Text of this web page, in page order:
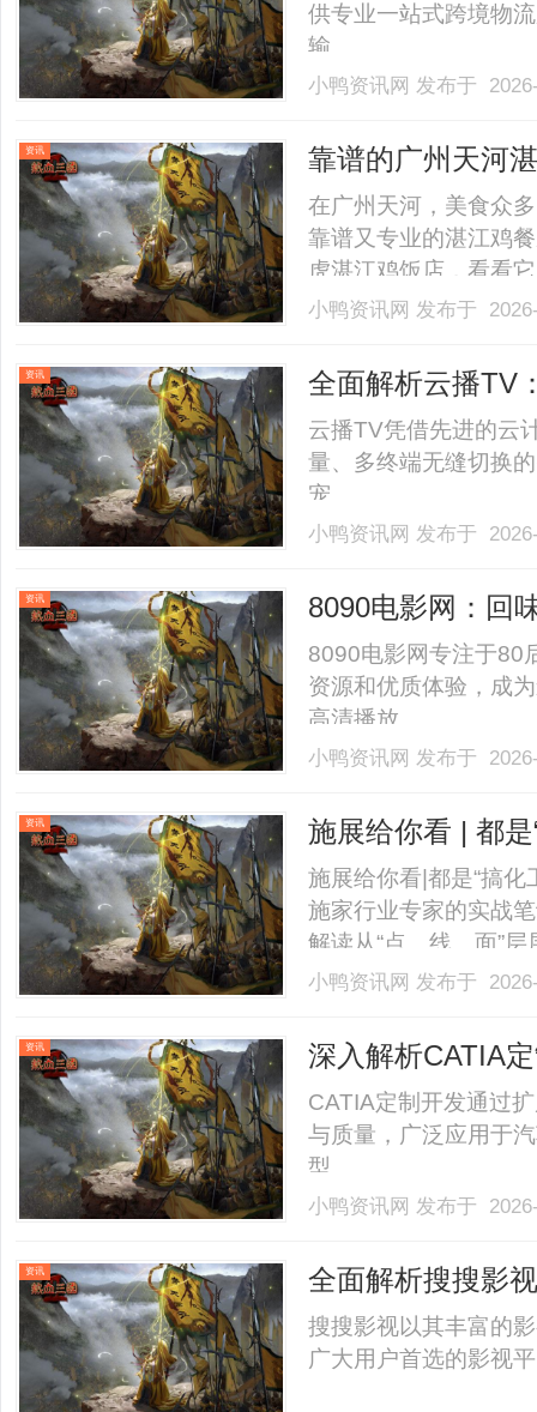
供专业一站式跨境物
输。......
小鸭资讯网 发布于
资讯 靠谱的广州天河
在广州天河，美食众
靠谱又专业的湛江鸡
虎湛江鸡饭店，看看
点唐虎虎湛江鸡饭店
唐虎虎先点白切”的
客.........
小鸭资讯网 发布于
资讯 全面解析云播TV
云播TV凭借先进的云
量、多终端无缝切换
宠。......
小鸭资讯网 发布于
资讯 8090电影网：回
8090电影网专注于80
资源和优质体验，成
高清播放。......
小鸭资讯网 发布于
资讯 施展给你看 | 都是
施展给你看|都是“搞化
施家行业专家的实战
解读从“点、线、面”
零散的经验练成系统
业逻辑、管控难度完
小鸭资讯网 发布于
资讯 深入解析CATIA
CATIA定制开发通过
与质量，广泛应用于
型。......
小鸭资讯网 发布于
资讯 全面解析搜搜影
搜搜影视以其丰富的
广大用户首选的影视